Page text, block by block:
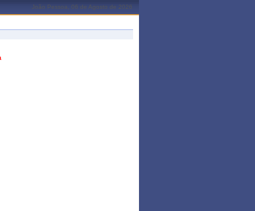
João Pessoa, 06 de Agosto de 2026